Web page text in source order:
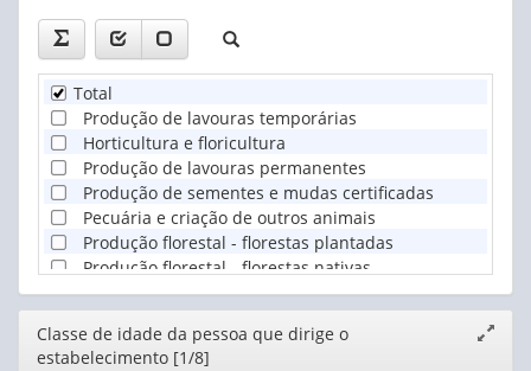
Total
Produção de lavouras temporárias
Horticultura e floricultura
Produção de lavouras permanentes
Produção de sementes e mudas certificadas
Pecuária e criação de outros animais
Produção florestal - florestas plantadas
Produção florestal - florestas nativas
Pesca
Aquicultura
Editor
Classe de idade da pessoa que dirige o
estabelecimento [1/8]